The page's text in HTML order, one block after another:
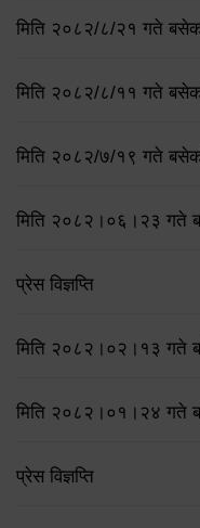
मिति २०८२/८/२१ गते
मिति २०८२/८/११ गते
मिति २०८२/७/१९ गते
मिति २०८२।०६।२३ गते
प्रेस विज्ञप्ति
मिति २०८२।०२।१३ गते
मिति २०८२।०१।२४ गते
प्रेस विज्ञप्ति